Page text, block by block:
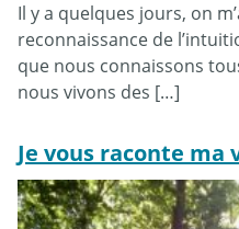
Il y a quelques jours, on
reconnaissance de
que nous connaissons
nous vivons des […]
Je vous raconte ma